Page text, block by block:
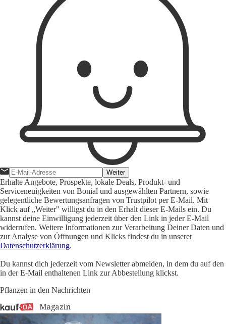
Weiter
Erhalte Angebote, Prospekte, lokale Deals, Produkt- und
Serviceneuigkeiten von Bonial und ausgewählten Partnern, sowie
gelegentliche Bewertungsanfragen von Trustpilot per E-Mail. Mit
Klick auf „Weiter" willigst du in den Erhalt dieser E-Mails ein. Du
kannst deine Einwilligung jederzeit über den Link in jeder E-Mail
widerrufen. Weitere Informationen zur Verarbeitung Deiner Daten und
zur Analyse von Öffnungen und Klicks findest du in unserer
Datenschutzerklärung.
Du kannst dich jederzeit vom Newsletter abmelden, in dem du auf den
in der E-Mail enthaltenen Link zur Abbestellung klickst.
Pflanzen in den Nachrichten